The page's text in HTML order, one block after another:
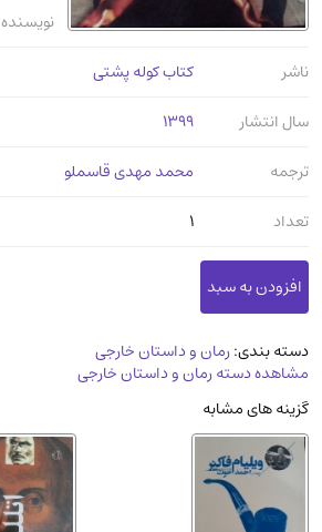
دایره المعارف و فرهنگ(13)
سینما و فیلم
کتاب های قدیمی دینی و مذهبی
(14)
زندگینامه شهدا
کتاب چاپ سنگی و کتاب خطی قدیمی
جغرافیا
استخدامی و کاریابی دولتی و خصوصی.سوالـات
و آزمونها(2)
آموزشی و کنکوری
مدرسان شریف و انتشارت ارشد کتاب‌های..(2)
دانشگاه پیامـ نور
نویسنده
ناشر
کتاب کوله پشتی
سال انتشار
1399
ترجمه
محمد مهدی قاسملو
تعداد
1
دسته بندی:رمان و داستان خارجی
مشاهده دسته رمان و داستان خارجی
گزینه های مشابه